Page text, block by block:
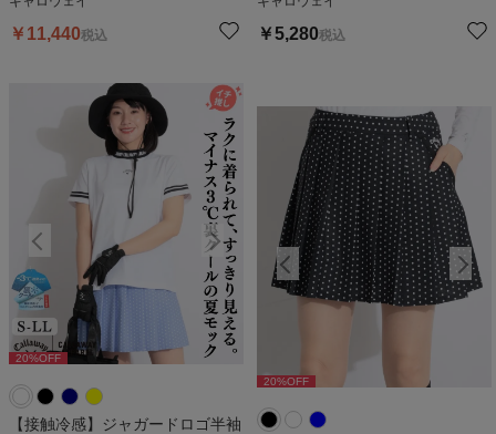
￥ 11,440税込 ￥5,280税込
20%OFF
【接触冷感】ジャガードロゴ半袖
20%OFF